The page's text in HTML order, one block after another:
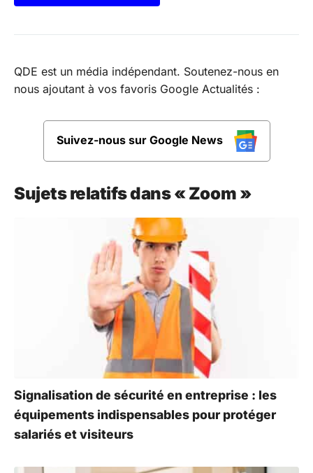
QDE est un média indépendant. Soutenez-nous en
nous ajoutant à vos favoris Google Actualités :
Suivez-nous sur Google News
Sujets relatifs dans « Zoom »
Signalisation de sécurité en entreprise : les
équipements indispensables pour protéger
salariés et visiteurs